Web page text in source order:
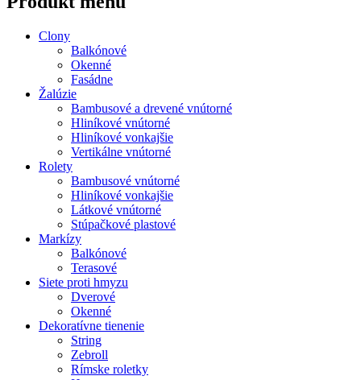
Clony
Balkónové
Okenné
Fasádne
Žalúzie
Bambusové a drevené vnútorné
Hliníkové vnútorné
Hliníkové vonkajšie
Vertikálne vnútorné
Rolety
Bambusové vnútorné
Hliníkové vonkajšie
Látkové vnútorné
Stúpačkové plastové
Markízy
Balkónové
Terasové
Siete proti hmyzu
Dverové
Okenné
Dekoratívne tienenie
String
Zebroll
Rímske roletky